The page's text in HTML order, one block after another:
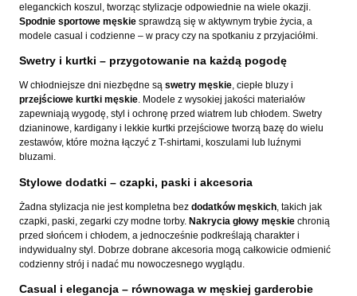
eleganckich koszul, tworząc stylizacje odpowiednie na wiele okazji.
Spodnie sportowe męskie sprawdzą się w aktywnym trybie życia, a
modele casual i codzienne – w pracy czy na spotkaniu z przyjaciółmi.
Swetry i kurtki – przygotowanie na każdą pogodę
W chłodniejsze dni niezbędne są swetry męskie, ciepłe bluzy i
przejściowe kurtki męskie. Modele z wysokiej jakości materiałów
zapewniają wygodę, styl i ochronę przed wiatrem lub chłodem. Swetry
dzianinowe, kardigany i lekkie kurtki przejściowe tworzą bazę do wielu
zestawów, które można łączyć z T-shirtami, koszulami lub luźnymi
bluzami.
Stylowe dodatki – czapki, paski i akcesoria
Żadna stylizacja nie jest kompletna bez dodatków męskich , takich jak
czapki, paski, zegarki czy modne torby. Nakrycia głowy męskie chronią
przed słońcem i chłodem, a jednocześnie podkreślają charakter i
indywidualny styl. Dobrze dobrane akcesoria mogą całkowicie odmienić
codzienny strój i nadać mu nowoczesnego wyglądu.
Casual i elegancja – równowaga w męskiej garderobie